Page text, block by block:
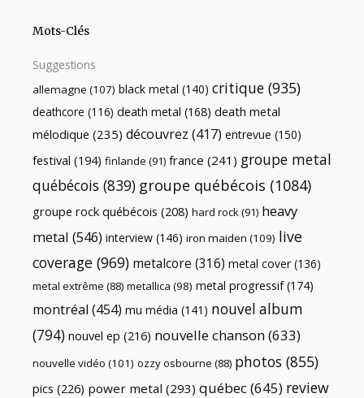
Mots-Clés
Suggestions
allemagne (107) black metal (140) critique (935)
deathcore (116) death metal (168) death metal
mélodique (235) découvrez (417) entrevue (150)
festival (194) finlande (91) france (241) groupe metal
québécois (839) groupe québécois (1084)
groupe rock québécois (208) hard rock(91) heavy
metal (546) interview (146) iron maiden (109) live
coverage (969) metalcore (316) metal cover (136)
metal extrême (88) metallica (98) metal progressif(174)
montréal (454) mu média (141) nouvel album
(794) nouvel ep (216) nouvelle chanson(633)
nouvelle vidéo (101) ozzy osbourne (88) photos (855)
pics (226) power metal (293) québec(645) review